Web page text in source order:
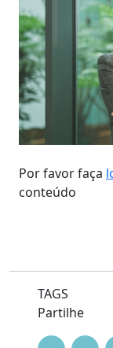
Por favor faça
conteúdo
TAGS
Partilhe